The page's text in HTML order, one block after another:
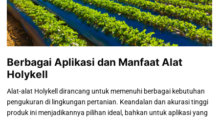
Berbagai Aplikasi dan Manfaat Alat
Holykell
Alat-alat Holykell dirancang untuk memenuhi berbagai kebutuhan
pengukuran di lingkungan pertanian. Keandalan dan akurasi tinggi
produk ini menjadikannya pilihan ideal, bahkan untuk aplikasi yang